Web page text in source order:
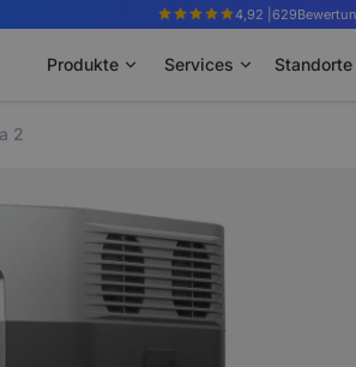
4,92 | 629
Produkte Services Standorte
2